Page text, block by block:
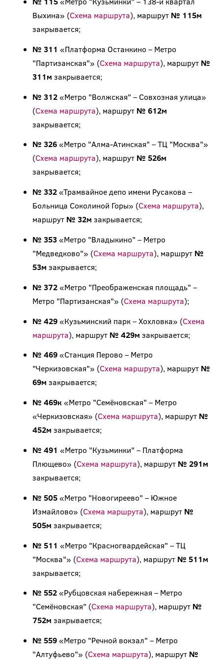
Выхина» (Схема маршрута), маршрут № 115м
закрывается;
№ 311 «Платформа Останкино – Метро
"Партизанская"» (Схема маршрута), маршрут №
311м закрывается;
№ 312«Метро "Волжская" – Совхозная улица»
(Схема маршрута), маршрут № 612м
закрывается;
№ 326«Метро "Алма-Атинская" – ТЦ "Москва"»
(Схема маршрута), маршрут № 526м
закрывается;
№ 332«Трамвайное депо имени Русакова –
Больница Соколиной Горы» (Схема маршрута),
маршрут № 32м закрывается;
№ 353«Метро "Владыкино" – Метро
"Медведково"» (Схема маршрута), маршрут №
53м закрывается;
№ 372«Метро "Преображенская площадь" –
Метро "Партизанская"» (Схема маршрута);
№ 429«Кузьминский парк – Хохловка» (Схема
маршрута), маршрут № 429м закрывается;
№ 469«Станция Перово – Метро
"Черкизовская"» (Схема маршрута), маршрут №
69м закрывается;
№ 469к «Метро "Семёновская" – Метро
«Черкизовская» (Схема маршрута), маршрут №
452м закрывается;
№ 491 «Метро "Кузьминки" – Платформа
Плющево» (Схема маршрута), маршрут № 291м
закрывается;
№ 505«Метро "Новогиреево" – Южное
Измайлово» (Схема маршрута), маршрут №
505м закрывается;
№ 511 «Метро "Красногвардейская" – ТЦ
"Москва"» (Схема маршрута), маршрут № 511м
закрывается;
№ 552«Рубцовская набережная – Метро
"Семёновская" (Схема маршрута), маршрут №
752м закрывается;
№ 559«Метро "Речной вокзал" – Метро
"Алтуфьево"» (Схема маршрута), маршрут №